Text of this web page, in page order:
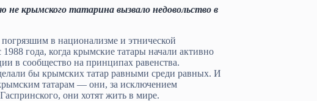
крымского татарина вызвало недовольство в
в национализме и этнической
года, когда крымские татары начали активно
в сообщество на принципах равенства.
бы крымских татар равными среди равных. И
татарам — они, за исключением
они хотят жить в мире.